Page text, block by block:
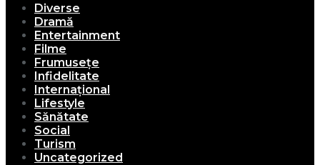
Diverse
Dramă
Entertainment
Filme
Frumusețe
Infidelitate
Internațional
Lifestyle
Sănătate
Social
Turism
Uncategorized